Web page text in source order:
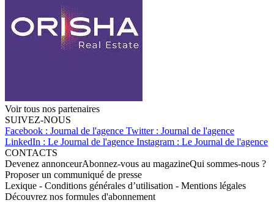
Voir tous nos partenaires
SUIVEZ-NOUS
Facebook : Journal de l'agence Twitter : Journal de l'agence
LinkedIn : Le Journal de l'agence Instagram : Le Journal de l'agence
CONTACTS
Devenez annonceurAbonnez-vous au magazineQui sommes-nous ?
Proposer un communiqué de presse
Lexique - Conditions générales d’utilisation - Mentions légales
Découvrez nos formules d'abonnement